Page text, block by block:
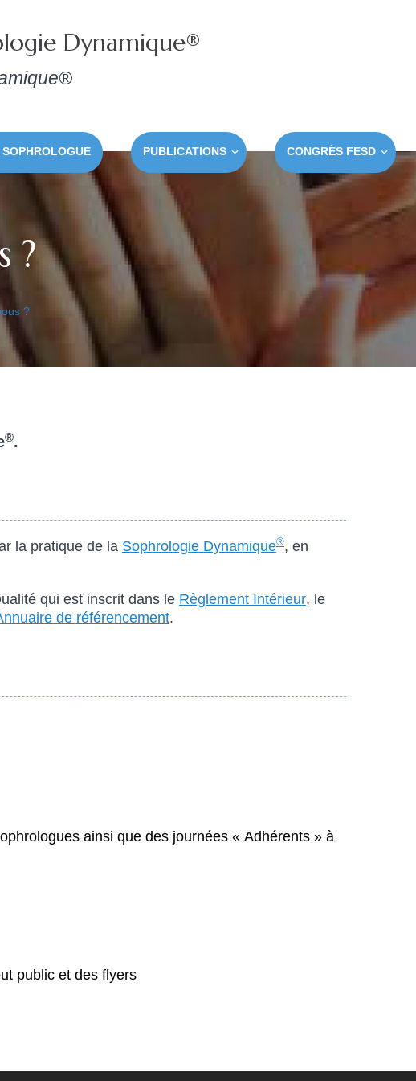
Dynamique®
SOPHROLOGUE PUBLICATIONS CONGRÈS FESD
?
?
®.
la pratique de la Sophrologie Dynamique®, en
qui est inscrit dans le Règlement Intérieur, le
de référencement.
ainsi que des journées « Adhérents » à
public et des flyers